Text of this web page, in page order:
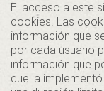
El acceso a este
cookies. Las
información que
por cada usuario
información que
que la